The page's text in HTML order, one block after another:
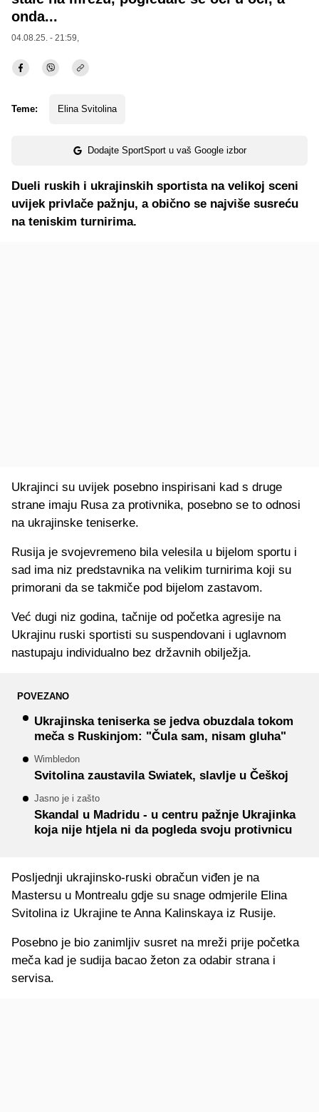
onda...
04.08.25. - 21:59,
Teme: Elina Svitolina
Dodajte SportSport u vaš Google izbor
Dueli ruskih i ukrajinskih sportista na velikoj sceni
uvijek privlače pažnju, a obično se najviše susreću
na teniskim turnirima.
Ukrajinci su uvijek posebno inspirisani kad s druge
strane imaju Rusa za protivnika, posebno se to odnosi
na ukrajinske teniserke.
Rusija je svojevremeno bila velesila u bijelom sportu i
sad ima niz predstavnika na velikim turnirima koji su
primorani da se takmiče pod bijelom zastavom.
Već dugi niz godina, tačnije od početka agresije na
Ukrajinu ruski sportisti su suspendovani i uglavnom
nastupaju individualno bez državnih obilježja.
POVEZANO
Ukrajinska teniserka se jedva obuzdala tokom
meča s Ruskinjom: "Čula sam, nisam gluha"
Wimbledon
Svitolina zaustavila Swiatek, slavlje u Češkoj
Jasno je i zašto
Skandal u Madridu - u centru pažnje Ukrajinka
koja nije htjela ni da pogleda svoju protivnicu
Posljednji ukrajinsko-ruski obračun viđen je na
Mastersu u Montrealu gdje su snage odmjerile Elina
Svitolina iz Ukrajine te Anna Kalinskaya iz Rusije.
Posebno je bio zanimljiv susret na mreži prije početka
meča kad je sudija bacao žeton za odabir strana i
servisa.